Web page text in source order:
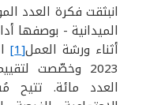
انبثقت فكرة العدد
الميدانية - بوصفها
أثناء ورشة العمل[1]
2023 وخصّصت لتقييم حصيلة مجلة
العدد مائة. تتيح